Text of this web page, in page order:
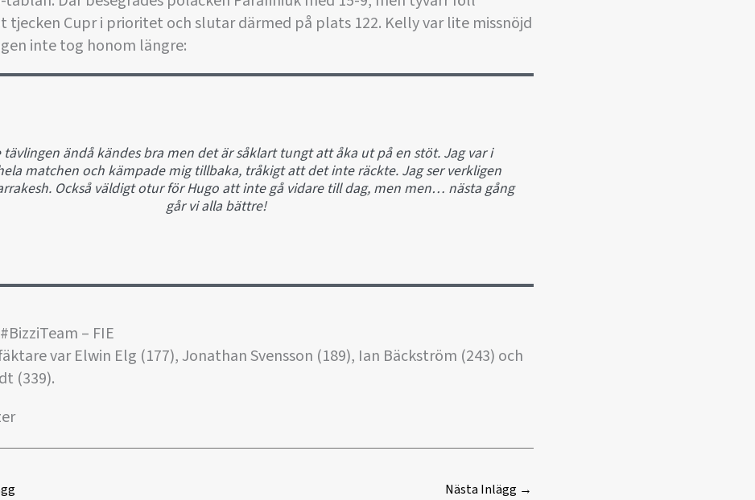
tjecken Cupr i prioritet och slutar därmed på plats 122. Kelly var lite missnöjd
inte tog honom längre:
tävlingen ändå kändes bra men det är såklart tungt att åka ut på en stöt. Jag var i
matchen och kämpade mig tillbaka, tråkigt att det inte räckte. Jag ser verkligen
Också väldigt otur för Hugo att inte gå vidare till dag, men men… nästa gång
går vi alla bättre!
– FIE
var Elwin Elg (177), Jonathan Svensson (189), Ian Bäckström (243) och
(339).
Nästa Inlägg →